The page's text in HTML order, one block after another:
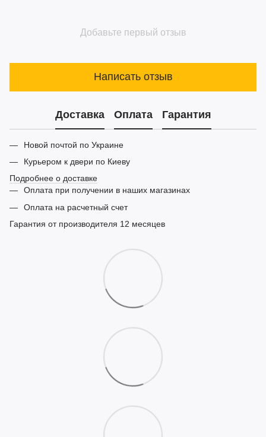
Добавьте первый отзыв
Написать отзыв
Доставка Оплата Гарантия
Новой почтой по Украине
Курьером к двери по Киеву
Подробнее о доставке
Оплата при получении в наших магазинах
Оплата на расчетный счет
Гарантия от производителя 12 месяцев